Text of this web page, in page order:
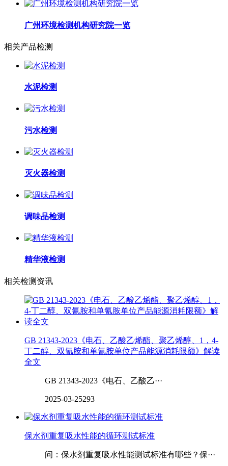
广州环境检测机构研究院一览
相关产品检测
水泥检测
污水检测
灭火器检测
调味品检测
精华液检测
相关检测资讯
GB 21343-2023《电石、乙酸乙烯酯、聚乙烯醇、1，4-
丁二醇、双氰胺和单氰胺单位产品能源消耗限额》解读
全文
GB 21343-2023《电石、乙酸乙···
2025-03-25293
保水剂重复吸水性能的循环测试标准
问：保水剂重复吸水性能测试标准有哪些？保···